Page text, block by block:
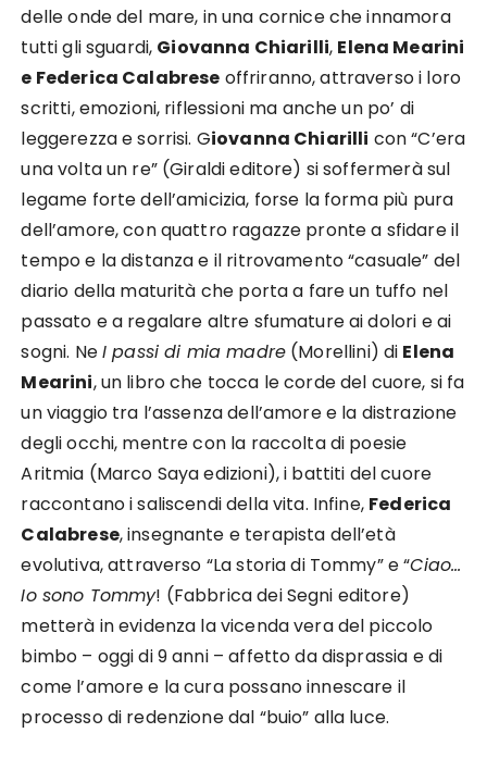
delle onde del mare, in una cornice che innamora
tutti gli sguardi, Giovanna Chiarilli, Elena Mearini
e Federica Calabrese offriranno, attraverso i loro
scritti, emozioni, riflessioni ma anche un po’ di
leggerezza e sorrisi. Giovanna Chiarilli con “C’era
una volta un re” (Giraldi editore) si soffermerà sul
legame forte dell’amicizia, forse la forma più pura
dell’amore, con quattro ragazze pronte a sfidare il
tempo e la distanza e il ritrovamento “casuale” del
diario della maturità che porta a fare un tuffo nel
passato e a regalare altre sfumature ai dolori e ai
sogni. NeI passi di mia madre (Morellini) di Elena
Mearini, un libro che tocca le corde del cuore, si fa
un viaggio tra l’assenza dell’amore e la distrazione
degli occhi, mentre con la raccolta di poesie
Aritmia (Marco Saya edizioni), i battiti del cuore
raccontano i saliscendi della vita. Infine, Federica
Calabrese, insegnante e terapista dell’età
evolutiva, attraverso “La storia di Tommy” e “Ciao…
Io sono Tommy! (Fabbrica dei Segni editore)
metterà in evidenza la vicenda vera del piccolo
bimbo – oggi di 9 anni – affetto da disprassia e di
come l’amore e la cura possano innescare il
processo di redenzione dal “buio” alla luce.